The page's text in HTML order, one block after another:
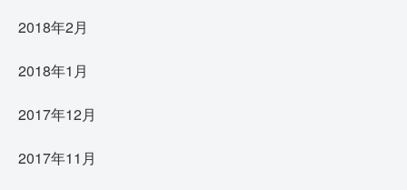
2018年2月
2018年1月
2017年12月
2017年11月